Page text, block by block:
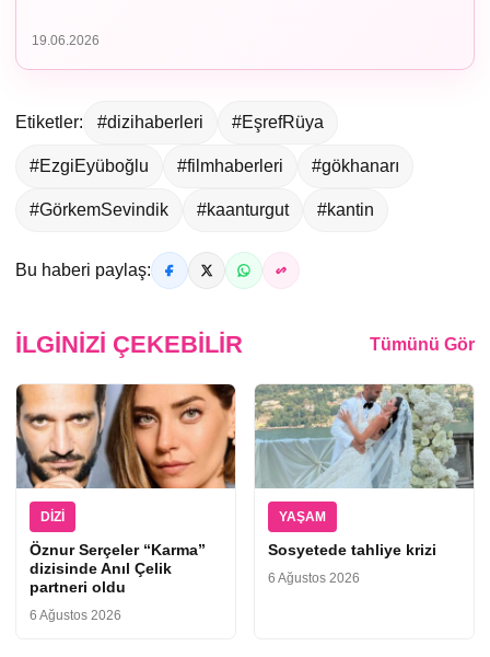
19.06.2026
Etiketler: #dizihaberleri #EşrefRüya
#EzgiEyüboğlu #filmhaberleri #gökhanarı
#GörkemSevindik #kaanturgut #kantin
Bu haberi paylaş:
İLGINIZI ÇEKEBILIR Tümünü Gör
DIZI
Öznur Serçeler “Karma”
dizisinde Anıl Çelik
partneri oldu
6 Ağustos 2026
YAŞAM
Sosyetede tahliye krizi
6 Ağustos 2026